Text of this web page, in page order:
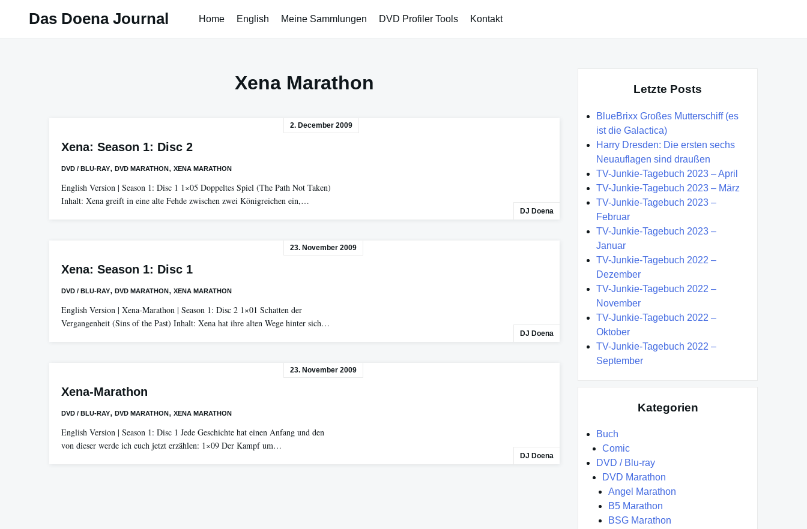
Das Doena Journal Home English Meine Sammlungen DVD Profiler Tools Kontakt
Xena Marathon
2. December 2009
Xena: Season 1: Disc 2
DVD / BLU-RAY, DVD MARATHON, XENA MARATHON
English Version | Season 1: Disc 1 1×05 Doppeltes Spiel (The Path Not Taken)
Inhalt: Xena greift in eine alte Fehde zwischen zwei Königreichen ein,…
DJ Doena
23. November 2009
Xena: Season 1: Disc 1
DVD / BLU-RAY, DVD MARATHON, XENA MARATHON
English Version | Xena-Marathon | Season 1: Disc 2 1×01 Schatten der
Vergangenheit (Sins of the Past) Inhalt: Xena hat ihre alten Wege hinter sich…
DJ Doena
23. November 2009
Xena-Marathon
DVD / BLU-RAY, DVD MARATHON, XENA MARATHON
English Version | Season 1: Disc 1 Jede Geschichte hat einen Anfang und den
von dieser werde ich euch jetzt erzählen: 1×09 Der Kampf um…
DJ Doena
Letzte Posts
BlueBrixx Großes Mutterschiff (es
ist die Galactica)
Harry Dresden: Die ersten sechs
Neuauflagen sind draußen
TV-Junkie-Tagebuch 2023 – April
TV-Junkie-Tagebuch 2023 – März
TV-Junkie-Tagebuch 2023 –
Februar
TV-Junkie-Tagebuch 2023 –
Januar
TV-Junkie-Tagebuch 2022 –
Dezember
TV-Junkie-Tagebuch 2022 –
November
TV-Junkie-Tagebuch 2022 –
Oktober
TV-Junkie-Tagebuch 2022 –
September
Kategorien
Buch
Comic
DVD / Blu-ray
DVD Marathon
Angel Marathon
B5 Marathon
BSG Marathon